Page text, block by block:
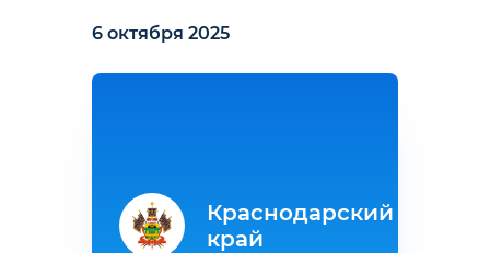
6 октября 2025
Краснодарский
край